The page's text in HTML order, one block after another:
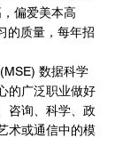
偏爱美本高
的质量，每年招
数据科学
的广泛职业做好
咨询、科学、政
术或通信中的模